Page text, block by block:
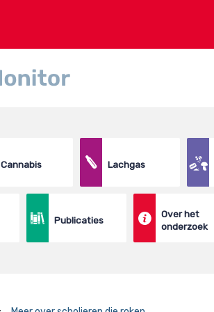
Cannabis Lachgas
Publicaties
Over het
onderzoek